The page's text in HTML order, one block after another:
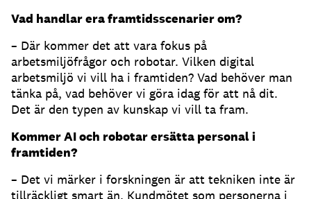
Vad handlar era framtidsscenarier om?
– Där kommer det att vara fokus på
arbetsmiljöfrågor och robotar. Vilken digital
arbetsmiljö vi vill ha i framtiden? Vad behöver man
tänka på, vad behöver vi göra idag för att nå dit.
Det är den typen av kunskap vi vill ta fram.
Kommer AI och robotar ersätta personal i
framtiden?
– Det vi märker i forskningen är att tekniken inte är
tillräckligt smart än. Kundmötet som personerna i